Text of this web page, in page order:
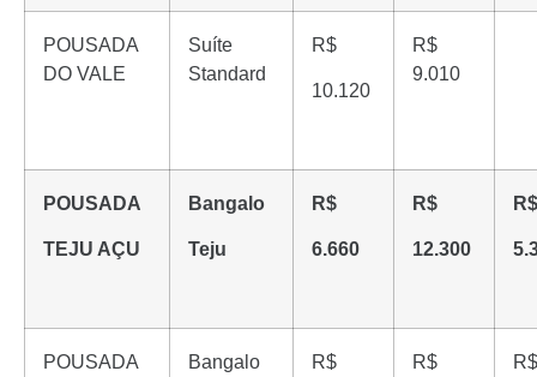
POUSADA
DO VALE
Suíte
Standard
R$
10.120
R$
9.010
POUSADA
TEJU AÇU
Bangalo
Teju
R$
6.660
R$
12.300
POUSADA
Bangalo
R$
R$
R$